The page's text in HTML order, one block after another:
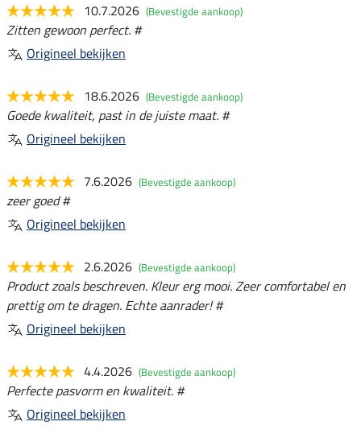
10.7.2026 (Bevestigde aankoop)
Zitten gewoon perfect. #
Origineel bekijken
18.6.2026 (Bevestigde aankoop)
Goede kwaliteit, past in de juiste maat. #
Origineel bekijken
7.6.2026 (Bevestigde aankoop)
zeer goed #
Origineel bekijken
2.6.2026 (Bevestigde aankoop)
Product zoals beschreven. Kleur erg mooi. Zeer comfortabel en
prettig om te dragen. Echte aanrader! #
Origineel bekijken
4.4.2026 (Bevestigde aankoop)
Perfecte pasvorm en kwaliteit. #
Origineel bekijken